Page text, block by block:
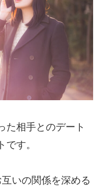
た相手とのデート
す。
いの関係を深める